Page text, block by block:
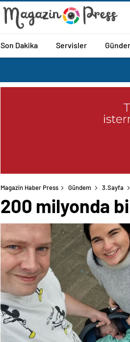
Son Dakika Servisler
Magazin Haber Press Gündem 3.Sayfa
200 milyonda